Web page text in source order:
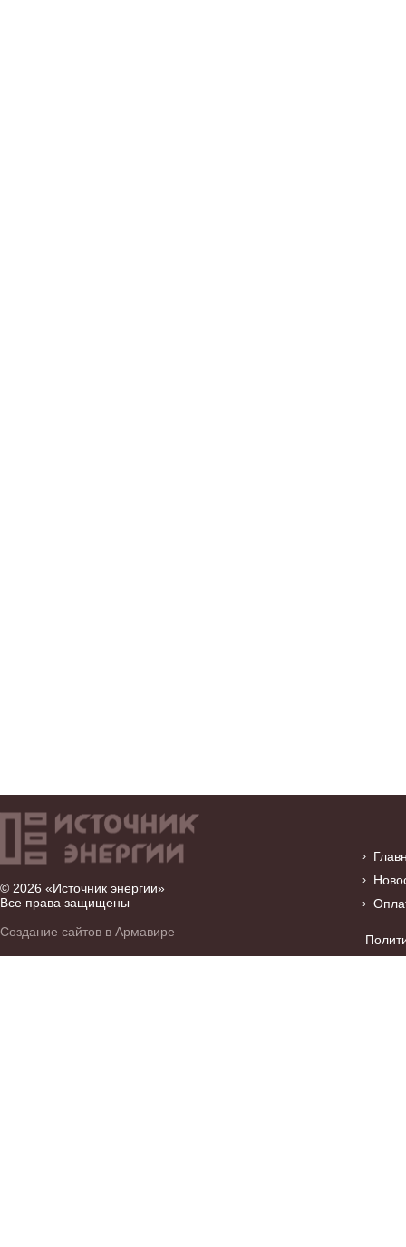
© 2026 «Источник энергии»
Все права защищены
Создание сайтов в Армавире